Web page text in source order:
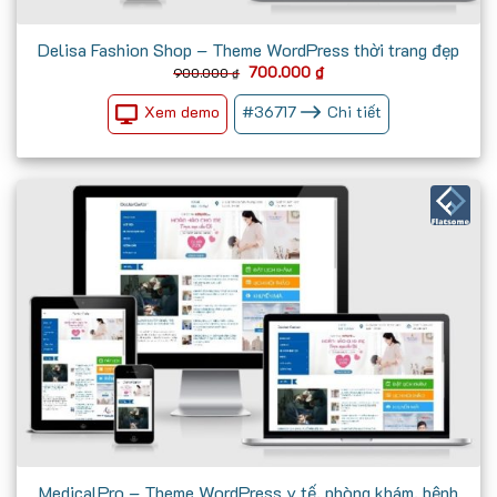
Delisa Fashion Shop – Theme WordPress thời trang đẹp
900.000₫ Giá
là:
900.000 ₫.
700.000 ₫Giá
hiện
tại
là:
700.000 ₫.
Xem demo #36717 Chi tiết
MedicalPro – Theme WordPress y tế, phòng khám, bệnh